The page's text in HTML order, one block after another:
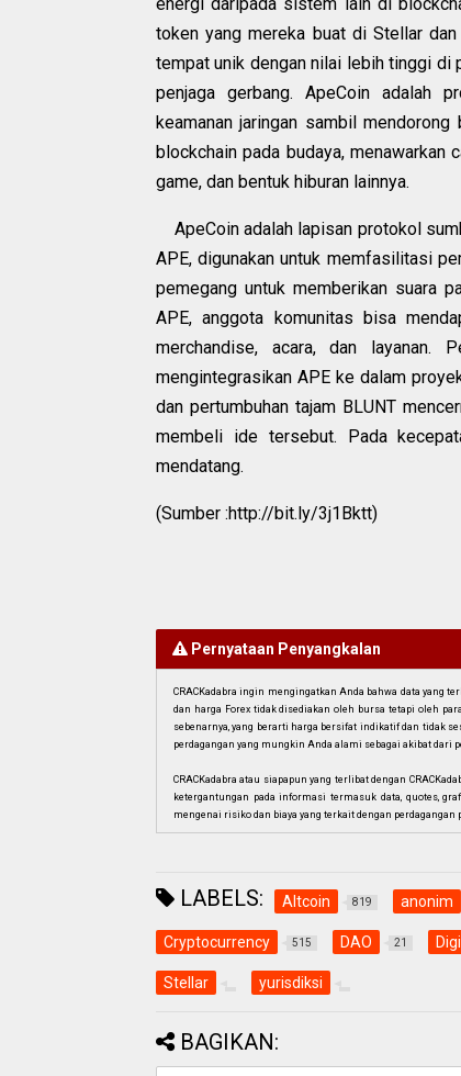
energi daripada sistem lain di
token yang mereka buat di Stellar
tempat unik dengan nilai lebih tinggi di
penjaga gerbang. ApeCoin adalah
keamanan jaringan sambil
blockchain pada budaya,
game, dan bentuk hiburan lainnya.
ApeCoin adalah lapisan protokol
APE, digunakan untuk memfasilitasi
pemegang untuk memberikan suara
APE, anggota komunitas bisa
merchandise, acara, dan layanan.
mengintegrasikan APE ke dalam
dan pertumbuhan tajam BLUNT
membeli ide tersebut. Pada
mendatang.
(Sumber :http://bit.ly/3j1Bktt)
Pernyataan Penyangkalan
CRACKadabra ingin mengingatkan Anda bahwa data yang
dan harga Forex tidak disediakan oleh bursa tetapi oleh
sebenarnya, yang berarti harga bersifat indikatif dan tidak
perdagangan yang mungkin Anda alami sebagai akibat dari
CRACKadabra atau siapapun yang terlibat dengan
ketergantungan pada informasi termasuk data, quotes,
mengenai risiko dan biaya yang terkait dengan
LABELS: Altcoin 819 anonim
Cryptocurrency 515 DAO 21
Stellar yurisdiksi
BAGIKAN: